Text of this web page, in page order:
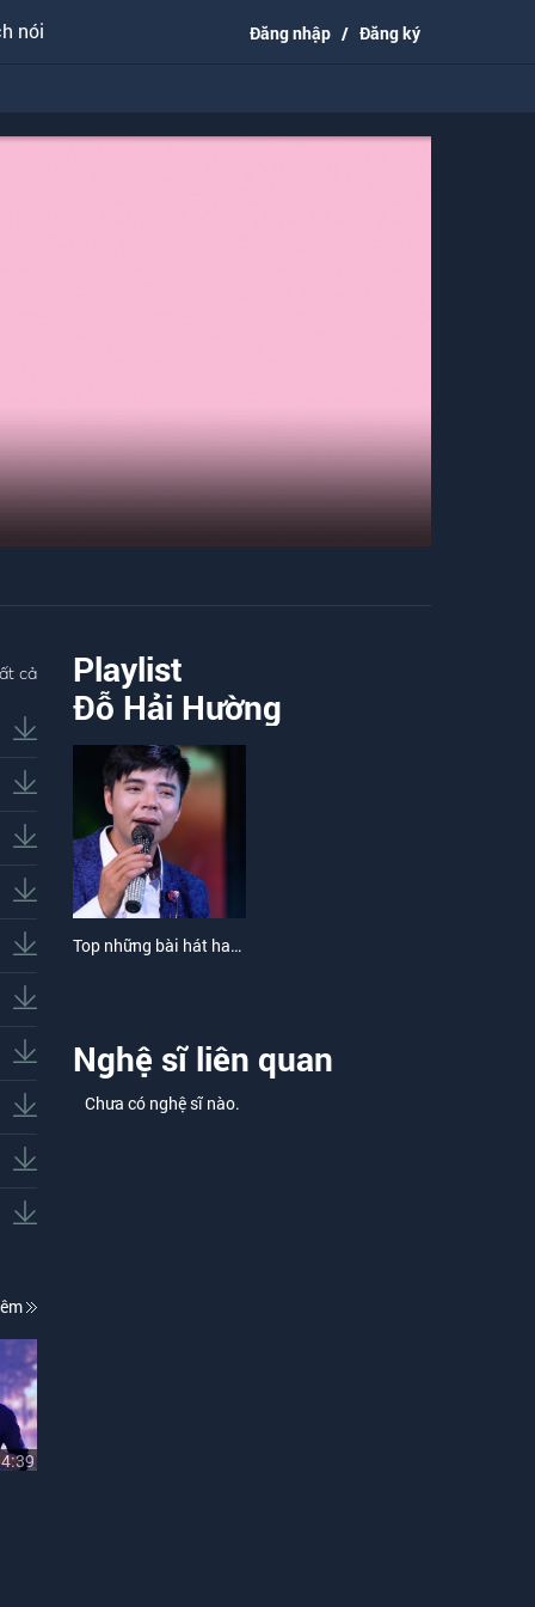
nói Đăng nhập / Đăng ký
cả
Playlist
Đỗ Hải Hường
Top những bài hát hay nhất của Đỗ Hải Hường
Nghệ sĩ liên quan
Chưa có nghệ sĩ nào.